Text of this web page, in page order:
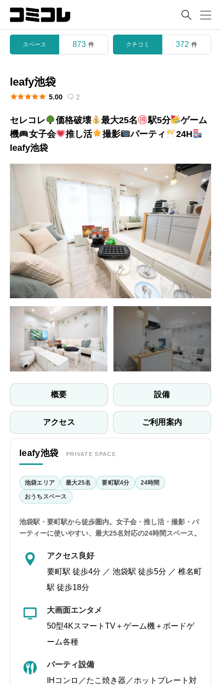

スペース 873 件 クチコミ 372 件
leafy池袋
 5.00  2
セレコレ 価格破壊 最大25名 駅5分
ゲーム
機
女子会 推し活 撮影 パーティ
24H
leafy池袋
概要 設備
アクセス ご利用案内
leafy池袋 PRIVATE SPACE
池袋エリア 最大25名 要町駅4分
24時間
おうちスペース
池袋駅・要町駅から徒歩圏内。女子会・推し活・撮影・パ
ーティーに使いやすい、最大25名対応の24時間スペース。
アクセス良好
要町駅 徒歩4分 ／ 池袋駅 徒歩5分 ／ 椎名町
駅 徒歩18分
大画面エンタメ
50型4KスマートTV＋ゲーム機＋ボードゲ
ーム各種
パーティ設備
IHコンロ／たこ焼き器／ホットプレート対